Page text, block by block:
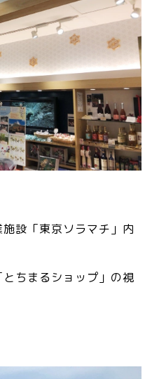
設「東京ソラマチ」内
ちまるショップ」の視